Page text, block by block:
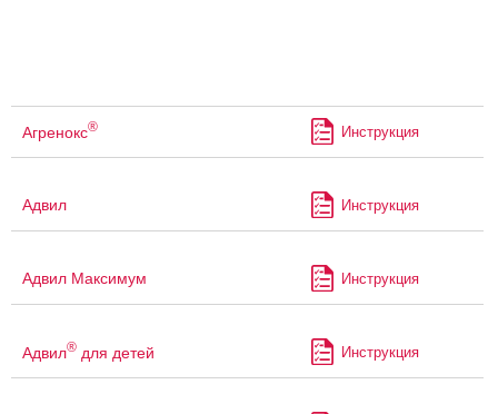
Агренокс® Инструкция
Адвил Инструкция
Адвил Максимум Инструкция
Адвил® для детей Инструкция